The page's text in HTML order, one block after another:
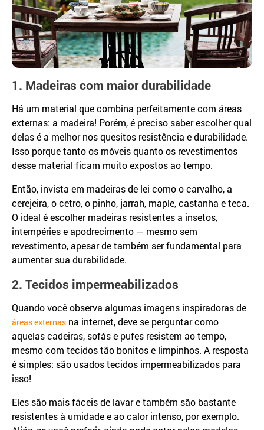
1. Madeiras com maior durabilidade
Há um material que combina perfeitamente com áreas
externas: a madeira! Porém, é preciso saber escolher qual
delas é a melhor nos quesitos resistência e durabilidade.
Isso porque tanto os móveis quanto os revestimentos
desse material ficam muito expostos ao tempo.
Então, invista em madeiras de lei como o carvalho, a
cerejeira, o cetro, o pinho, jarrah, maple, castanha e teca.
O ideal é escolher madeiras resistentes a insetos,
intempéries e apodrecimento — mesmo sem
revestimento, apesar de também ser fundamental para
aumentar sua durabilidade.
2. Tecidos impermeabilizados
Quando você observa algumas imagens inspiradoras de
áreas externas na internet, deve se perguntar como
aquelas cadeiras, sofás e pufes resistem ao tempo,
mesmo com tecidos tão bonitos e limpinhos. A resposta
é simples: são usados tecidos impermeabilizados para
isso!
Eles são mais fáceis de lavar e também são bastante
resistentes à umidade e ao calor intenso, por exemplo.